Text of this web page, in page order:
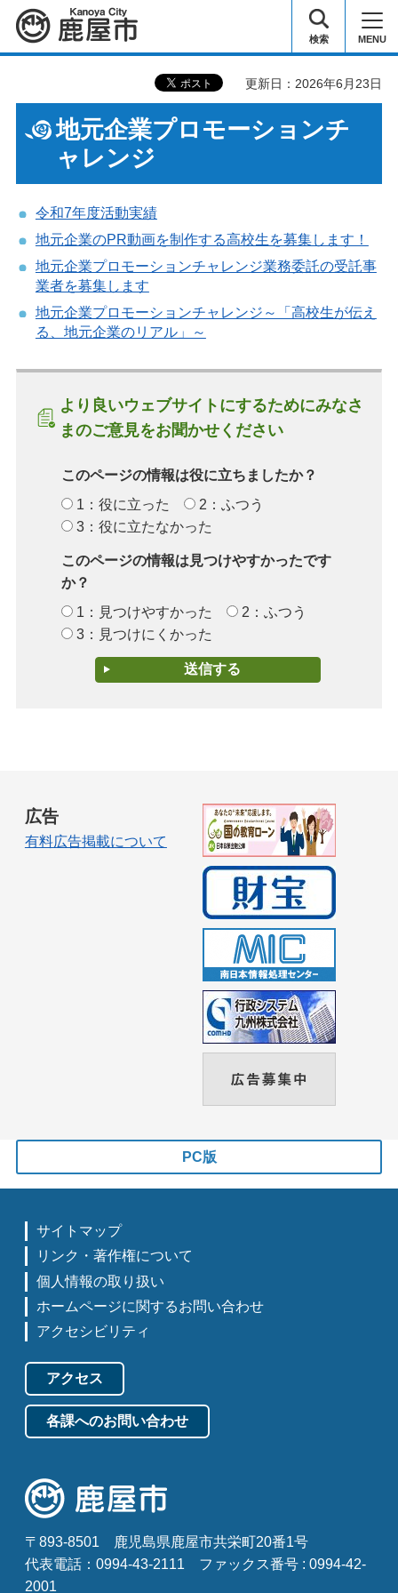
鹿屋市 検索 MENU
更新日：2026年6月23日
地元企業プロモーションチ
ャレンジ
令和7年度活動実績
地元企業のPR動画を制作する高校生を募集します！
地元企業プロモーションチャレンジ業務委託の受託事
業者を募集します
地元企業プロモーションチャレンジ～「高校生が伝え
る、地元企業のリアル」～
より良いウェブサイトにするためにみなさ
まのご意見をお聞かせください
このページの情報は役に立ちましたか？
1：役に立った
2：ふつう
3：役に立たなかった
このページの情報は見つけやすかったです
か？
1：見つけやすかった
2：ふつう
3：見つけにくかった
広告
有料広告掲載について
PC版
サイトマップ
リンク・著作権について
個人情報の取り扱い
ホームページに関するお問い合わせ
アクセシビリティ
アクセス
各課へのお問い合わせ
〒893-8501
鹿児島県鹿屋市共栄町20番1号
代表電話：0994-43-2111
ファックス番号 : 0994-42-
2001